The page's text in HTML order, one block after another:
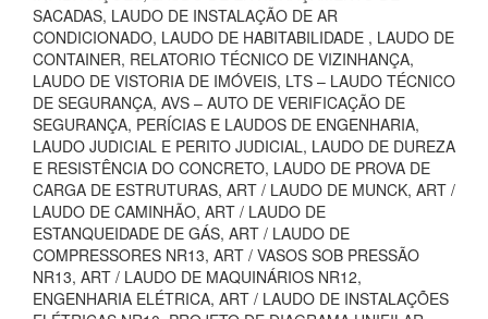
SACADAS, LAUDO DE INSTALAÇÃO DE AR
CONDICIONADO, LAUDO DE HABITABILIDADE , LAUDO DE
CONTAINER, RELATORIO TÉCNICO DE VIZINHANÇA,
LAUDO DE VISTORIA DE IMÓVEIS, LTS – LAUDO TÉCNICO
DE SEGURANÇA, AVS – AUTO DE VERIFICAÇÃO DE
SEGURANÇA, PERÍCIAS E LAUDOS DE ENGENHARIA,
LAUDO JUDICIAL E PERITO JUDICIAL, LAUDO DE DUREZA
E RESISTÊNCIA DO CONCRETO, LAUDO DE PROVA DE
CARGA DE ESTRUTURAS, ART / LAUDO DE MUNCK, ART /
LAUDO DE CAMINHÃO, ART / LAUDO DE
ESTANQUEIDADE DE GÁS, ART / LAUDO DE
COMPRESSORES NR13, ART / VASOS SOB PRESSÃO
NR13, ART / LAUDO DE MAQUINÁRIOS NR12,
ENGENHARIA ELÉTRICA, ART / LAUDO DE INSTALAÇÕES